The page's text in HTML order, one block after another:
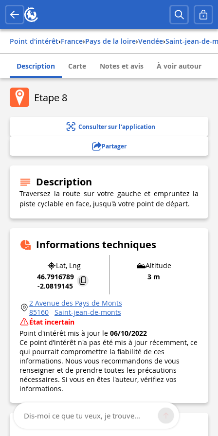
Point d'intérêt› france› pays de la loire› vendée› saint-jean-de-
Description Carte Notes et avis À voir autour
Etape 8
Consulter sur l'application
Partager
Description
Traversez la route sur votre gauche et empruntez la
piste cyclable en face, jusqu'à votre point de départ.
Informations techniques
Lat, Lng
46.7916789
-2.0819145
Altitude
3 m
2 Avenue des Pays de Monts
85160
Saint-jean-de-monts
État incertain
Point d'intérêt mis à jour le 06/10/2022
Ce point d’intérêt n'a pas été mis à jour récemment, ce
qui pourrait compromettre la fiabilité de ces
informations. Nous vous recommandons de vous
renseigner et de prendre toutes les précautions
nécessaires. Si vous en êtes l'auteur, vérifiez vos
informations.
Dis-moi ce que tu veux, je trouve...